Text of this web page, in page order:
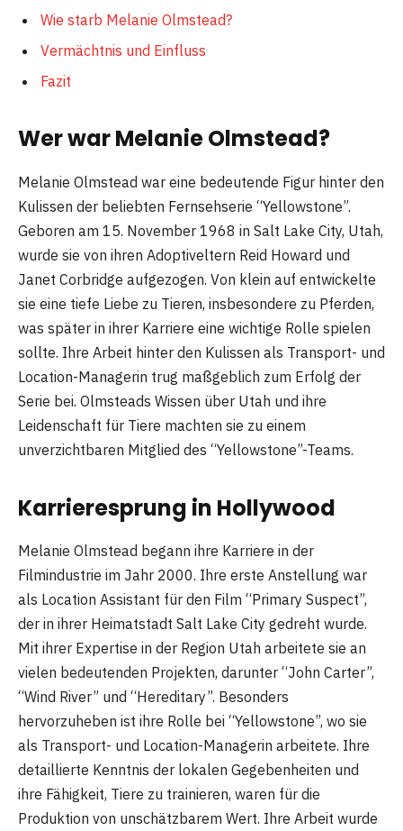
Wie starb Melanie Olmstead?
Vermächtnis und Einfluss
Fazit
Wer war Melanie Olmstead?
Melanie Olmstead war eine bedeutende Figur hinter den
Kulissen der beliebten Fernsehserie “Yellowstone”.
Geboren am 15. November 1968 in Salt Lake City, Utah,
wurde sie von ihren Adoptiveltern Reid Howard und
Janet Corbridge aufgezogen. Von klein auf entwickelte
sie eine tiefe Liebe zu Tieren, insbesondere zu Pferden,
was später in ihrer Karriere eine wichtige Rolle spielen
sollte. Ihre Arbeit hinter den Kulissen als Transport- und
Location-Managerin trug maßgeblich zum Erfolg der
Serie bei. Olmsteads Wissen über Utah und ihre
Leidenschaft für Tiere machten sie zu einem
unverzichtbaren Mitglied des “Yellowstone”-Teams.
Karrieresprung in Hollywood
Melanie Olmstead begann ihre Karriere in der
Filmindustrie im Jahr 2000. Ihre erste Anstellung war
als Location Assistant für den Film “Primary Suspect”,
der in ihrer Heimatstadt Salt Lake City gedreht wurde.
Mit ihrer Expertise in der Region Utah arbeitete sie an
vielen bedeutenden Projekten, darunter “John Carter”,
“Wind River” und “Hereditary”. Besonders
hervorzuheben ist ihre Rolle bei “Yellowstone”, wo sie
als Transport- und Location-Managerin arbeitete. Ihre
detaillierte Kenntnis der lokalen Gegebenheiten und
ihre Fähigkeit, Tiere zu trainieren, waren für die
Produktion von unschätzbarem Wert. Ihre Arbeit wurde